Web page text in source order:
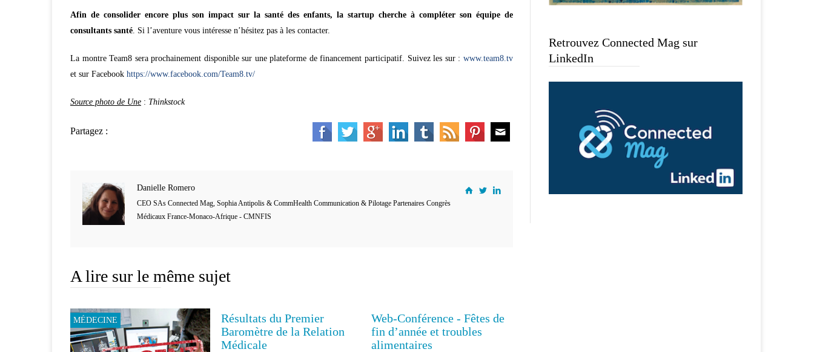
Afin de consolider encore plus son impact sur la santé des enfants, la startup cherche à compléter son équipe de
consultants santé . Si l’aventure vous intéresse n’hésitez pas à les contacter.
La montre Team8 sera prochainement disponible sur une plateforme de financement participatif. Suivez les sur : www.team8.tv
et sur Facebook https://www.facebook.com/Team8.tv/
Source photo de Une : Thinkstock
Partagez :
Danielle Romero
CEO SAs Connected Mag, Sophia Antipolis & CommHealth Communication & Pilotage Partenaires Congrès
Médicaux France-Monaco-Afrique - CMNFIS
A lire sur le même sujet
MÉDECINE PATIENTS
Résultats du Premier
Baromètre de la Relation
Médicale
EDUCATION THÉRAPEUTIQUE
Web-Conférence - Fêtes de
fin d’année et troubles
alimentaires
Retrouvez Connected Mag sur
LinkedIn